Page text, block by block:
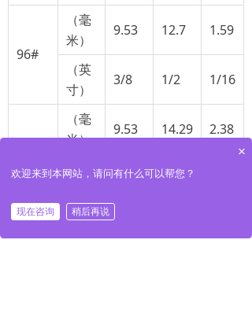
96#
（毫
米）
9.53 12.7 1.59
（英
寸）
3/8 1/2 1/16
（毫
米）
9.53 14.29 2.38
（英
3/8 9/16
（毫
米）
×
欢迎来到本网站，请问有什么可以帮您？
现在咨询 稍后再说